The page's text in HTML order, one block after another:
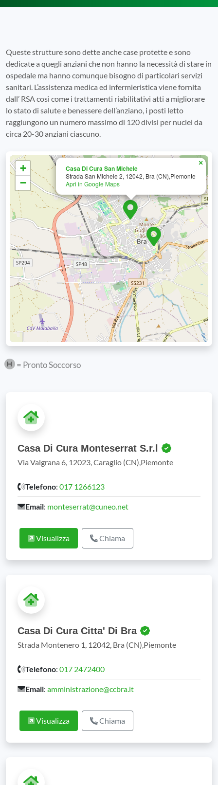
Queste strutture sono dette anche case protette e sono
dedicate a quegli anziani che non hanno la necessità di stare in
ospedale ma hanno comunque bisogno di particolari servizi
sanitari. L’assistenza medica ed infermieristica viene fornita
dall’ RSA così come i trattamenti riabilitativi atti a migliorare
lo stato di salute e benessere dell’anziano, i posti letto
raggiungono un numero massimo di 120 divisi per nuclei da
circa 20-30 anziani ciascuno.
Casa Di Cura San Michele
Strada San Michele 2, 12042, Bra (CN),Piemonte
Apri in Google Maps
×
+
−
= Pronto Soccorso
Casa Di Cura Monteserrat S.r.l
Via Valgrana 6, 12023, Caraglio (CN),Piemonte
Telefono: 017 1266123
Email: monteserrat@cuneo.net
Visualizza Chiama
Casa Di Cura Citta' Di Bra
Strada Montenero 1, 12042, Bra (CN),Piemonte
Telefono: 017 2472400
Email: amministrazione@ccbra.it
Visualizza Chiama